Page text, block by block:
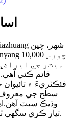
فئڪٽريءَ ۾
تيار ڪري سگهي ٿو، تيار ڪيل شين جي 20 ملين سيٽن کان وڌيڪ.